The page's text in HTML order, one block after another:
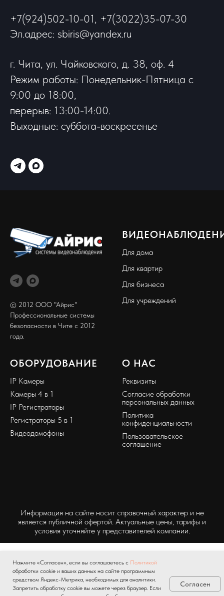
+7(924)502-10-01, +7(3022)35-07-30
Эл.адрес: sbiris@yandex.ru
г. Чита, ул. Чайковского, д. 38, оф. 4
Режим работы: Понедельник-Пятница с
9:00 до 18:00,
перерыв: 13:00-14:00.
Выходные: суббота-воскресенье
© 2012 ООО "Айрис"
Профессиональные системы
безопасности в Чите с 2012
года.
Для дома
Для квартир
Для бизнеса
Для учреждений
ОБОРУДОВАНИЕ
IP Камеры
Камеры 4 в 1
IP Регистраторы
Регистраторы 5 в 1
Видеодомофоны
О НАС
Реквизиты
Согласие обработки
персональных данных
Политика
конфиденциальности
Пользовательское
соглашение
Информация на сайте носит справочный характер и не
является публичной офертой. Актуальные цены, тарифы и
условия уточняйте у представителей компании.
Нажмите «Согласен», если вы соглашаетесь с Политикой
обработки cookie и ваших данных на сайте программным
средством Яндекс-Метрика, необходимых для аналитики.
Запретить обработку cookie вы можете через браузер. Если
Согласен